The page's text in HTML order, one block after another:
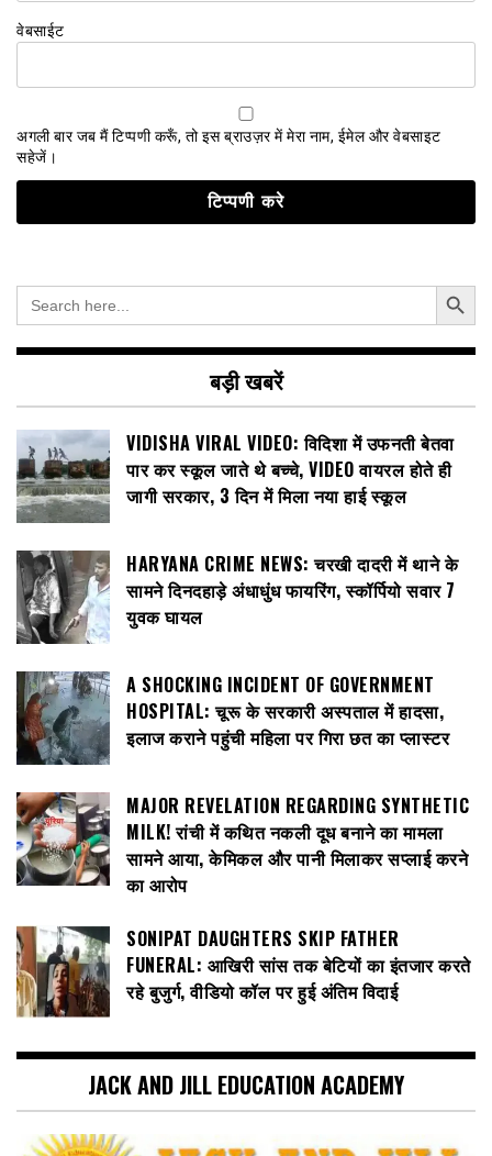
वेबसाईट
अगली बार जब मैं टिप्पणी करूँ, तो इस ब्राउज़र में मेरा नाम, ईमेल और वेबसाइट
सहेजें।
Search
for:
Search Button
बड़ी खबरें
VIDISHA VIRAL VIDEO: विदिशा में उफनती बेतवा
पार कर स्कूल जाते थे बच्चे, VIDEO वायरल होते ही
जागी सरकार, 3 दिन में मिला नया हाई स्कूल
HARYANA CRIME NEWS: चरखी दादरी में थाने के
सामने दिनदहाड़े अंधाधुंध फायरिंग, स्कॉर्पियो सवार 7
युवक घायल
A SHOCKING INCIDENT OF GOVERNMENT
HOSPITAL: चूरू के सरकारी अस्पताल में हादसा,
इलाज कराने पहुंची महिला पर गिरा छत का प्लास्टर
MAJOR REVELATION REGARDING SYNTHETIC
MILK! रांची में कथित नकली दूध बनाने का मामला
सामने आया, केमिकल और पानी मिलाकर सप्लाई करने
का आरोप
SONIPAT DAUGHTERS SKIP FATHER
FUNERAL: आखिरी सांस तक बेटियों का इंतजार करते
रहे बुजुर्ग, वीडियो कॉल पर हुई अंतिम विदाई
JACK AND JILL EDUCATION ACADEMY